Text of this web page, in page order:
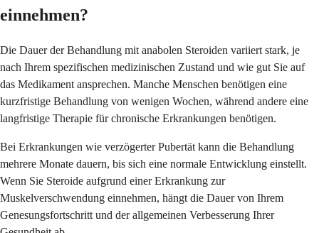
einnehmen?
Die Dauer der Behandlung mit anabolen Steroiden variiert stark, je
nach Ihrem spezifischen medizinischen Zustand und wie gut Sie auf
das Medikament ansprechen. Manche Menschen benötigen eine
kurzfristige Behandlung von wenigen Wochen, während andere eine
langfristige Therapie für chronische Erkrankungen benötigen.
Bei Erkrankungen wie verzögerter Pubertät kann die Behandlung
mehrere Monate dauern, bis sich eine normale Entwicklung einstellt.
Wenn Sie Steroide aufgrund einer Erkrankung zur
Muskelverschwendung einnehmen, hängt die Dauer von Ihrem
Genesungsfortschritt und der allgemeinen Verbesserung Ihrer